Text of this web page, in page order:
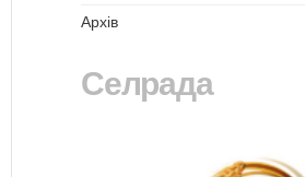
Архів
Селрада